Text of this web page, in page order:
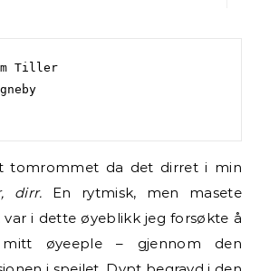
Tiller
tomrommet da det dirret i min
dirr. En rytmisk, men masete
var i dette øyeblikk jeg forsøkte å
øyeeple – gjennom den